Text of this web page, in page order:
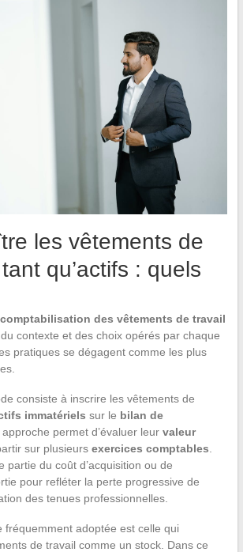
les vêtements de
qu’actifs : quels
des vêtements de travail
contexte et des choix opérés par chaque
pratiques se dégagent comme les plus
consiste à inscrire les vêtements de
immatériels sur le bilan de
permet d’évaluer leur valeur
sur plusieurs exercices comptables
partie du coût d’acquisition ou de
pour refléter la perte progressive de
des tenues professionnelles.
fréquemment adoptée est celle qui
de travail comme un stock. Dans ce